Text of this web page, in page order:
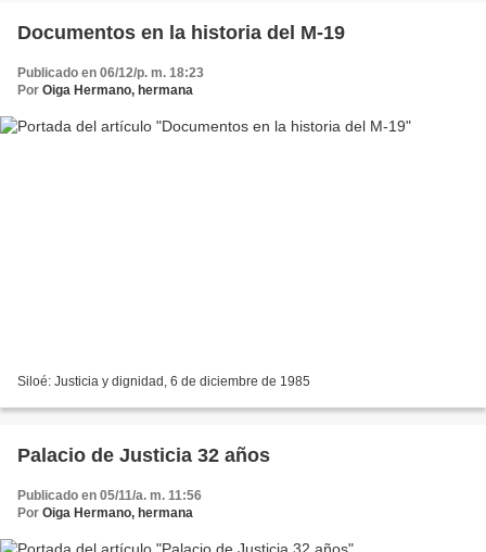
Documentos en la historia del M-19
Publicado en 06/12/p. m. 18:23
Por Oiga Hermano, hermana
Siloé: Justicia y dignidad, 6 de diciembre de 1985
Palacio de Justicia 32 años
Publicado en 05/11/a. m. 11:56
Por Oiga Hermano, hermana